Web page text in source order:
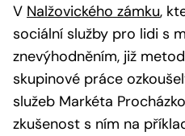
V Nalžovického zámku,
sociální služby pro lidi s
znevýhodněním, již
skupinové práce
služeb Markéta
zkušenost s ním na